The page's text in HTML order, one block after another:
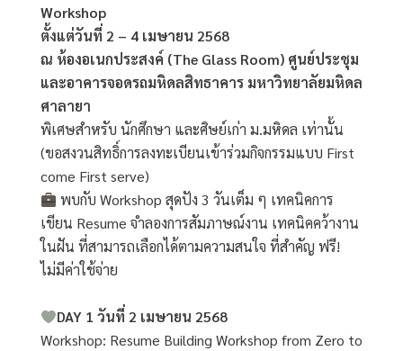
Workshop
ตั้งแต่วันที่ 2 – 4 เมษายน 2568
ณ ห้องอเนกประสงค์ (The Glass Room) ศูนย์ประชุม
และอาคารจอดรถมหิดลสิทธาคาร มหาวิทยาลัยมหิดล
ศาลายา
พิเศษสำหรับ นักศึกษา และศิษย์เก่า ม.มหิดล เท่านั้น
(ขอสงวนสิทธิ์การลงทะเบียนเข้าร่วมกิจกรรมแบบ First
come First serve)
พบกับ Workshop สุดปัง 3 วันเต็ม ๆ เทคนิคการ
เขียน Resume จำลองการสัมภาษณ์งาน เทคนิคคว้างาน
ในฝัน ที่สามารถเลือกได้ตามความสนใจ ที่สำคัญ ฟรี!
ไม่มีค่าใช้จ่าย
DAY 1 วันที่ 2 เมษายน 2568
Workshop: Resume Building Workshop from Zero to